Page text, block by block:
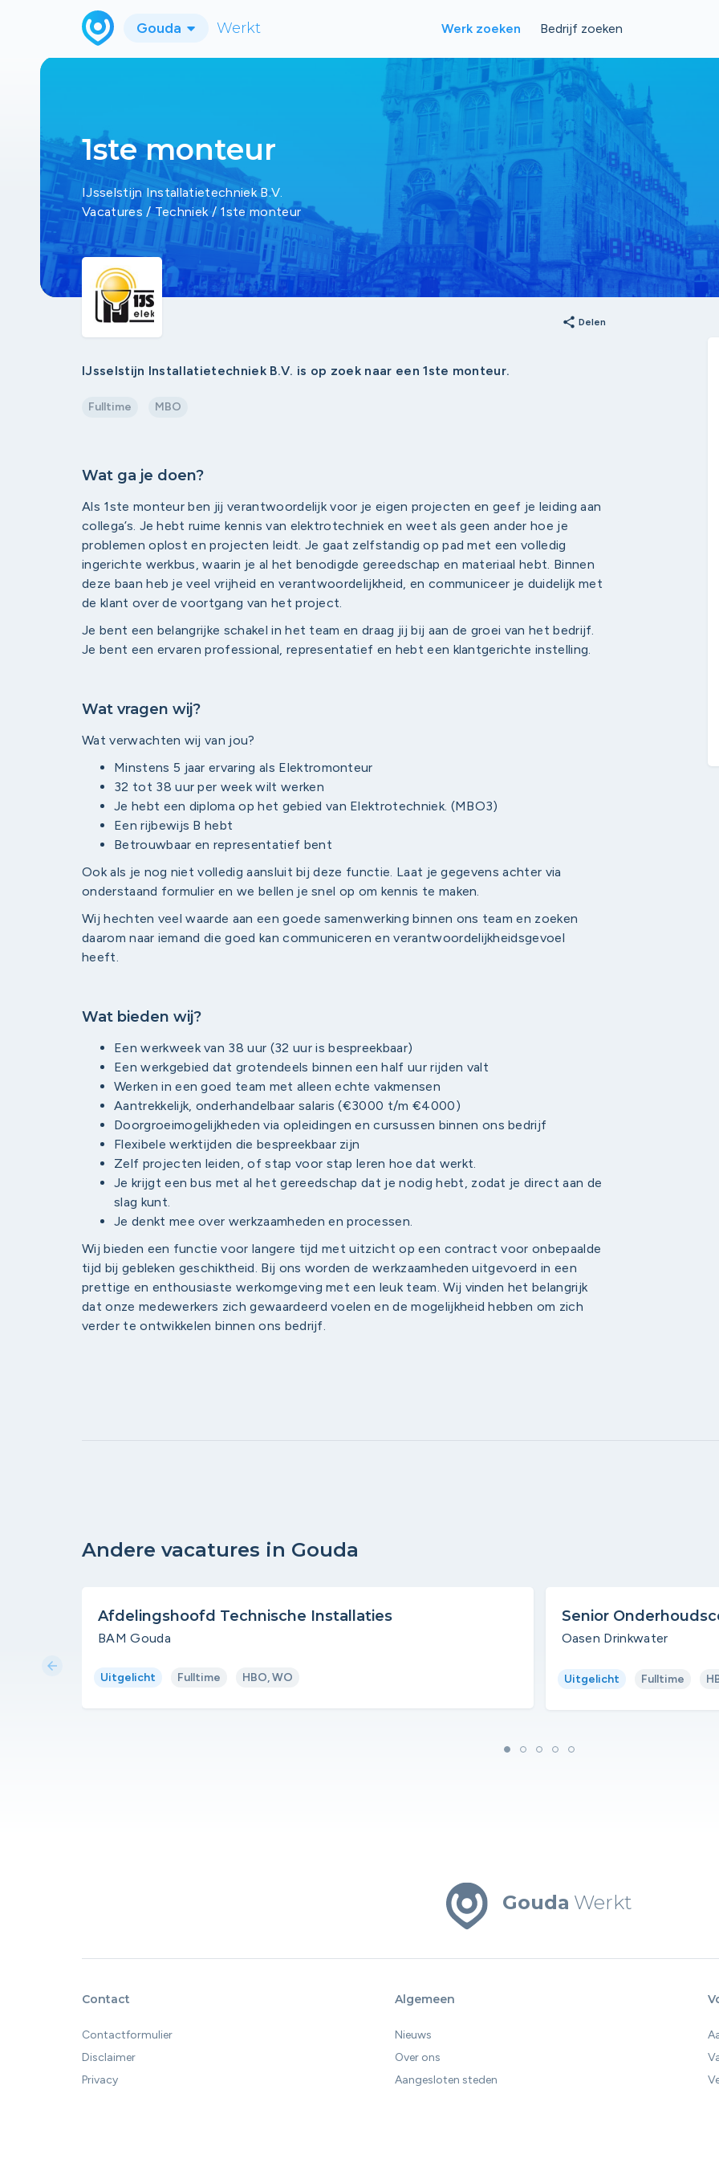
Gouda Werkt Werk zoeken Bedrijf zoeken
1ste monteur
IJsselstijn Installatietechniek B.V.
Vacatures /Techniek/1ste monteur
share Delen
IJsselstijn Installatietechniek B.V. is op zoek naar een 1ste monteur.
Fulltime MBO
Wat ga je doen?
Als 1ste monteur ben jij verantwoordelijk voor je eigen projecten en geef je leiding aan
collega’s. Je hebt ruime kennis van elektrotechniek en weet als geen ander hoe je
problemen oplost en projecten leidt. Je gaat zelfstandig op pad met een volledig
ingerichte werkbus, waarin je al het benodigde gereedschap en materiaal hebt. Binnen
deze baan heb je veel vrijheid en verantwoordelijkheid, en communiceer je duidelijk met
de klant over de voortgang van het project.
Je bent een belangrijke schakel in het team en draag jij bij aan de groei van het bedrijf.
Je bent een ervaren professional, representatief en hebt een klantgerichte instelling.
Wat vragen wij?
Wat verwachten wij van jou?
Minstens 5 jaar ervaring als Elektromonteur
32 tot 38 uur per week wilt werken
Je hebt een diploma op het gebied van Elektrotechniek. (MBO3)
Een rijbewijs B hebt
Betrouwbaar en representatief bent
Ook als je nog niet volledig aansluit bij deze functie. Laat je gegevens achter via
onderstaand formulier en we bellen je snel op om kennis te maken.
Wij hechten veel waarde aan een goede samenwerking binnen ons team en zoeken
daarom naar iemand die goed kan communiceren en verantwoordelijkheidsgevoel
heeft.
Wat bieden wij?
Een werkweek van 38 uur (32 uur is bespreekbaar)
Een werkgebied dat grotendeels binnen een half uur rijden valt
Werken in een goed team met alleen echte vakmensen
Aantrekkelijk, onderhandelbaar salaris (€3000 t/m €4000)
Doorgroeimogelijkheden via opleidingen en cursussen binnen ons bedrijf
Flexibele werktijden die bespreekbaar zijn
Zelf projecten leiden, of stap voor stap leren hoe dat werkt.
Je krijgt een bus met al het gereedschap dat je nodig hebt, zodat je direct aan de
slag kunt.
Je denkt mee over werkzaamheden en processen.
Wij bieden een functie voor langere tijd met uitzicht op een contract voor onbepaalde
tijd bij gebleken geschiktheid. Bij ons worden de werkzaamheden uitgevoerd in een
prettige en enthousiaste werkomgeving met een leuk team. Wij vinden het belangrijk
dat onze medewerkers zich gewaardeerd voelen en de mogelijkheid hebben om zich
verder te ontwikkelen binnen ons bedrijf.
Andere vacatures in Gouda
Afdelingshoofd Technische Installaties
BAM Gouda
Uitgelicht Fulltime HBO, WO
Senior
Oasen Drinkwater
Uitgelicht Fulltime
arrow_back
Gouda Werkt
Contact
Contactformulier
Disclaimer
Privacy
Algemeen
Nieuws
Over ons
Aangesloten steden